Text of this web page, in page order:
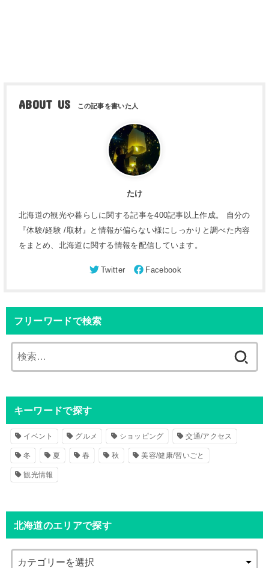
ABOUT US
たけ
北海道の観光や暮らしに関する記事を400記事以上作成。 自分の
『体験/経験 /取材』と情報が偏らない様にしっかりと調べた内容
をまとめ、北海道に関する情報を配信しています。
フリーワードで検索
索
キーワードで探す
イベント グルメ ショッピング 交通/アクセス
冬 夏 春 秋 美容/健康/習いごと
観光情報
北海道のエリアで探す